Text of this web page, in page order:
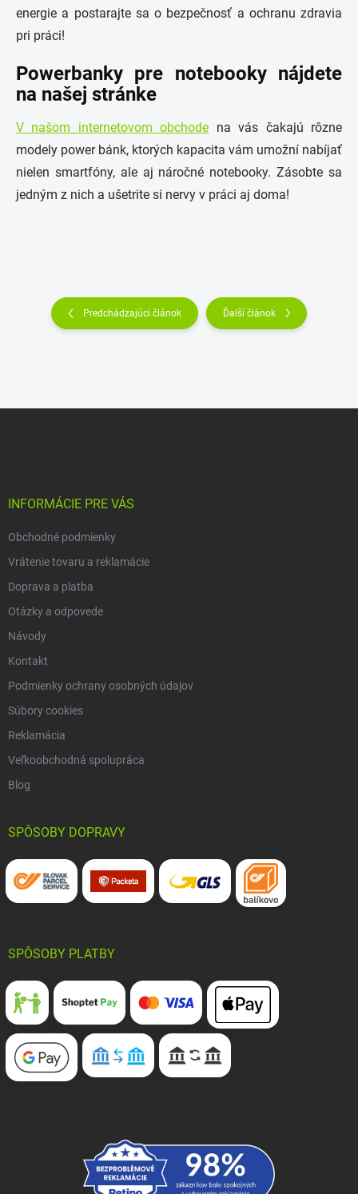
energie a postarajte sa o bezpečnosť a ochranu zdravia
pri práci!
Powerbanky pre notebooky nájdete
na našej stránke
V našom internetovom obchode na vás čakajú rôzne
modely power bánk, ktorých kapacita vám umožní nabíjať
nielen smartfóny, ale aj náročné notebooky. Zásobte sa
jedným z nich a ušetrite si nervy v práci aj doma!
Predchádzajúci článok Ďalší článok
INFORMÁCIE PRE VÁS
Obchodné podmienky
Vrátenie tovaru a reklamácie
Doprava a platba
Otázky a odpovede
Návody
Kontakt
Podmienky ochrany osobných údajov
Súbory cookies
Reklamácia
Veľkoobchodná spolupráca
Blog
SPÔSOBY DOPRAVY
SPÔSOBY PLATBY